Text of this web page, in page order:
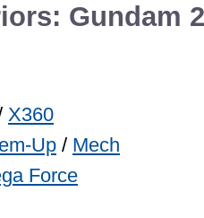
Gundam 2
X360
Up / Mech
Force